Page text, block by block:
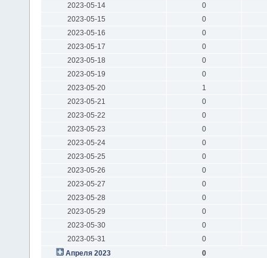
2023-05-14
0
2023-05-15
0
2023-05-16
0
2023-05-17
0
2023-05-18
0
2023-05-19
0
2023-05-20
1
2023-05-21
0
2023-05-22
0
2023-05-23
0
2023-05-24
0
2023-05-25
0
2023-05-26
0
2023-05-27
0
2023-05-28
0
2023-05-29
0
2023-05-30
0
2023-05-31
0
Апреля 2023
0